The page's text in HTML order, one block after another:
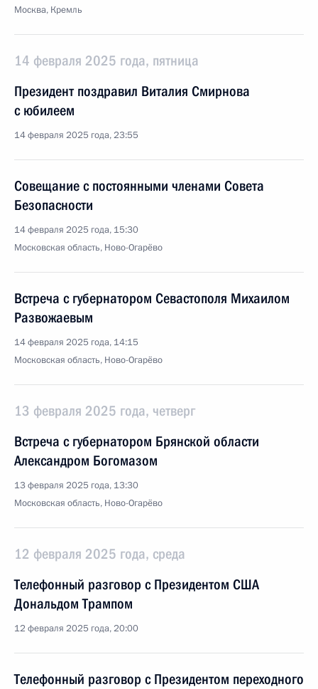
Москва, Кремль
14 февраля 2025 года, пятница
Президент поздравил Виталия Смирнова
с юбилеем
14 февраля 2025 года, 23:55
Совещание с постоянными членами Совета
Безопасности
14 февраля 2025 года, 15:30
Московская область, Ново-Огарёво
Встреча с губернатором Севастополя Михаилом
Развожаевым
14 февраля 2025 года, 14:15
Московская область, Ново-Огарёво
13 февраля 2025 года, четверг
Встреча с губернатором Брянской области
Александром Богомазом
13 февраля 2025 года, 13:30
Московская область, Ново-Огарёво
12 февраля 2025 года, среда
Телефонный разговор с Президентом США
Дональдом Трампом
12 февраля 2025 года, 20:00
Телефонный разговор с Президентом переходного